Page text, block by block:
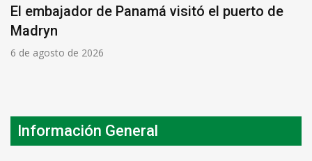
El embajador de Panamá visitó el puerto de
Madryn
6 de agosto de 2026
Información General